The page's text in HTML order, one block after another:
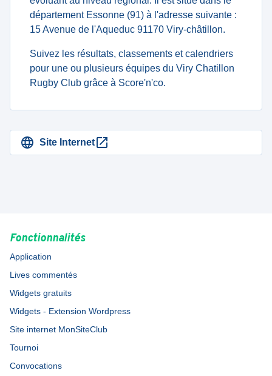
département Essonne (91) à l'adresse suivante :
15 Avenue de l'Aqueduc 91170 Viry-châtillon.
Suivez les résultats, classements et calendriers
pour une ou plusieurs équipes du Viry Chatillon
Rugby Club grâce à Score'n'co.
Site Internet
Fonctionnalités
Application
Lives commentés
Widgets gratuits
Widgets - Extension Wordpress
Site internet MonSiteClub
Tournoi
Convocations